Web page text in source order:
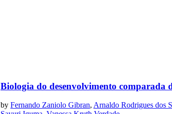
Biologia do desenvolvimento comparada
by Fernando Zaniolo Gibran, Arnaldo Rodrigues dos